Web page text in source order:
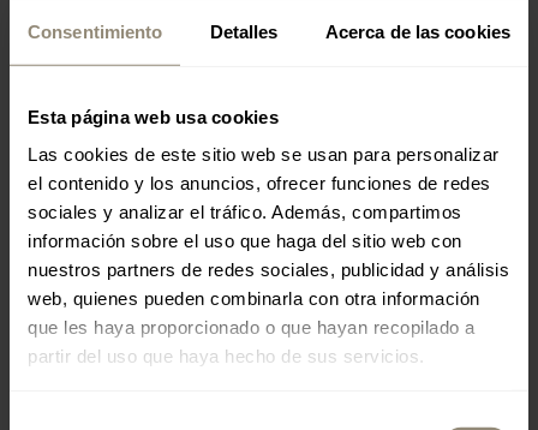
Consentimiento Detalles Acerca de las cookies
Esta página web usa cookies
Las cookies de este sitio web se usan para personalizar
el contenido y los anuncios, ofrecer funciones de redes
sociales y analizar el tráfico. Además, compartimos
información sobre el uso que haga del sitio web con
nuestros partners de redes sociales, publicidad y análisis
web, quienes pueden combinarla con otra información
que les haya proporcionado o que hayan recopilado a
partir del uso que haya hecho de sus servicios.
SUIZA
www.livingdreams.ch
RESTAURANT 19 MALLORCA